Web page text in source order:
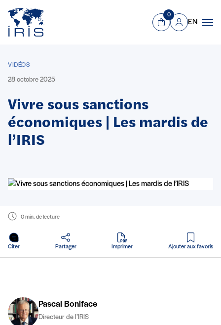
Aller au contenu principal
Panier
0
Mon compte
EN
VIDÉOS
28 octobre 2025
Vivre sous sanctions
économiques | Les mardis de
l’IRIS
0 min. de lecture
Citer Partager Imprimer
en PDF
Ajouter aux favoris
Pascal Boniface
Directeur de l’IRIS